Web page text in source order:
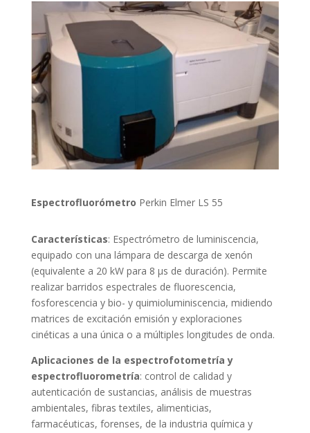
Espectrofluorómetro Perkin Elmer LS 55
Características: Espectrómetro de luminiscencia,
equipado con una lámpara de descarga de xenón
(equivalente a 20 kW para 8 μs de duración). Permite
realizar barridos espectrales de fluorescencia,
fosforescencia y bio- y quimioluminiscencia, midiendo
matrices de excitación emisión y exploraciones
cinéticas a una única o a múltiples longitudes de onda.
Aplicaciones de la espectrofotometría y
espectrofluorometría: control de calidad y
autenticación de sustancias, análisis de muestras
ambientales, fibras textiles, alimenticias,
farmacéuticas, forenses, de la industria química y